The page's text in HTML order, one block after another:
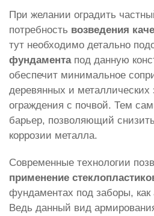
При желании оградить
потребность возведения
тут необходимо детально
фундаментапод данную
обеспечит минимальное
деревянных и металлических
ограждения с почвой. Тем
барьер, позволяющий
коррозии металла.
Современные технологии
применение
фундаментах под заборы, как
Ведь данный вид